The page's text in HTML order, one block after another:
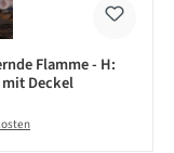
Flamme - H:
Deckel